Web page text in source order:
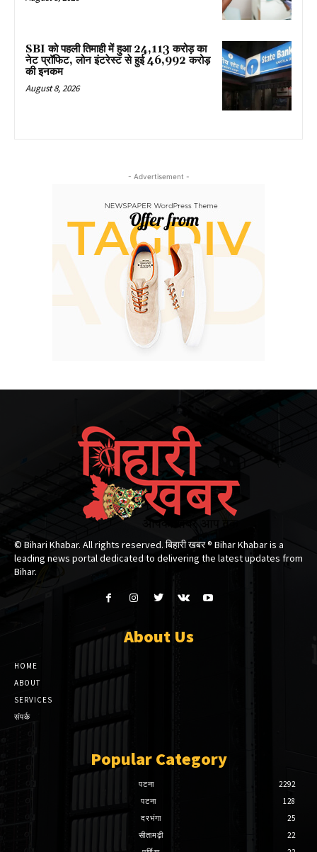
SBI को पहली तिमाही में हुआ ₹24,113 करोड़ का
नेट प्रॉफिट, लोन इंटरेस्ट से हुई ₹46,992 करोड़
की इनकम
August 8, 2026
- Advertisement -
© Bihari Khabar. All rights reserved. बिहारी खबर ®​ Bihar Khabar is a
leading news portal dedicated to delivering the latest updates from
Bihar.
About Us
HOME
ABOUT
SERVICES
संपर्क
Popular Category
पटना
2292
पटना
128
दरभंगा
25
सीतामढ़ी
22